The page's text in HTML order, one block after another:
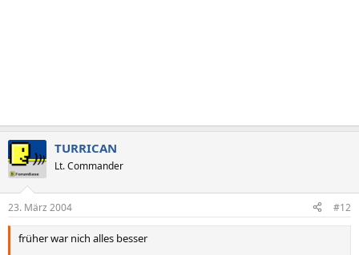
TURRICAN
Lt. Commander
23. März 2004 #12
früher war nich alles besser